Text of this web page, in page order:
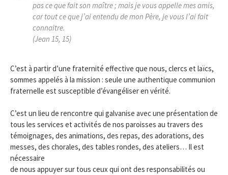
pas ce que fait son maître ; mais je vous appelle mes amis,
car tout ce que j’ai entendu de mon Père, je vous l’ai fait
connaitre.
(Jean 15, 15)
C’est à partir d’une fraternité effective que nous, clercs et laïcs,
sommes appelés à la mission : seule une authentique communion
fraternelle est susceptible d’évangéliser en vérité.
C’est un lieu de rencontre qui galvanise avec une présentation de
tous les services et activités de nos paroisses au travers des
témoignages, des animations, des repas, des adorations, des
messes, des chorales, des tables rondes, des ateliers… Il est
nécessaire
de nous appuyer sur tous ceux qui ont des responsabilités ou